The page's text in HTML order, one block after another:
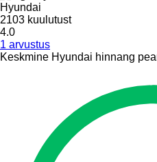
Hyundai
2103 kuulutust
4.0
1 arvustus
Keskmine Hyundai hinnang